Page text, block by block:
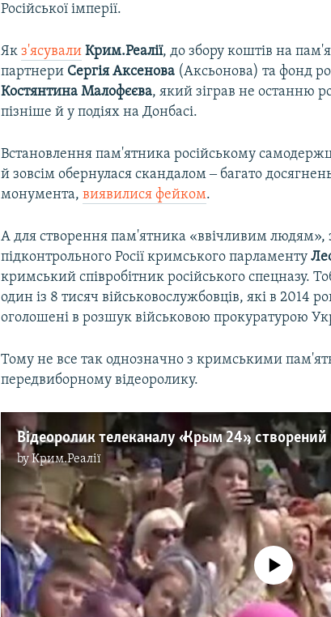
Російської імперії.
Якз'ясували Крим.Реалії, до збору коштів на
партнери Сергія Аксенова (Аксьонова) та фонд
Костянтина Малофєєва, який зіграв не останню
пізніше й у подіях на Донбасі.
Встановлення пам'ятника російському
й зовсім обернулася скандалом ‒ багато
монумента,виявилися фейком.
А для створення пам'ятника «ввічливим людям»,
підконтрольного Росії кримського парламенту
кримський співробітник російського спецназу.
один із 8 тисяч військовослужбовців, які в 2014
оголошені в розшук військовою прокуратурою
Тому не все так однозначно з кримськими
передвиборному відеоролику.
byКрим.Реалії
No media source